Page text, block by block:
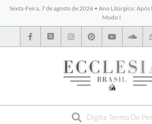
Sexta-Feira, 7 de agosto de 2026 • Ano Litúrgico: Após
Modo I
BYBLOS